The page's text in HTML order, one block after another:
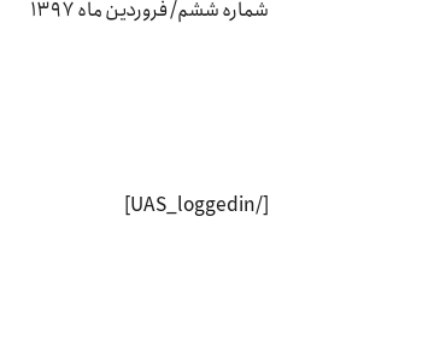
شماره ششم/ فروردین ماه ۱۳۹۷
[/UAS_loggedin]